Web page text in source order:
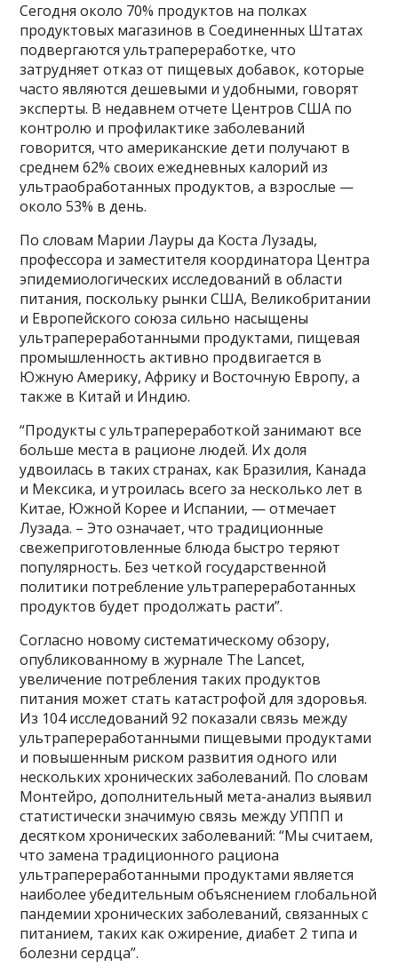
Сегодня около 70% продуктов на полках
продуктовых магазинов в Соединенных Штатах
подвергаются ультрапереработке, что
затрудняет отказ от пищевых добавок, которые
часто являются дешевыми и удобными, говорят
эксперты. В недавнем отчете Центров США по
контролю и профилактике заболеваний
говорится, что американские дети получают в
среднем 62% своих ежедневных калорий из
ультраобработанных продуктов, а взрослые —
около 53% в день.
По словам Марии Лауры да Коста Лузады,
профессора и заместителя координатора Центра
эпидемиологических исследований в области
питания, поскольку рынки США, Великобритании
и Европейского союза сильно насыщены
ультрапереработанными продуктами, пищевая
промышленность активно продвигается в
Южную Америку, Африку и Восточную Европу, а
также в Китай и Индию.
“Продукты с ультрапереработкой занимают все
больше места в рационе людей. Их доля
удвоилась в таких странах, как Бразилия, Канада
и Мексика, и утроилась всего за несколько лет в
Китае, Южной Корее и Испании, — отмечает
Лузада. – Это означает, что традиционные
свежеприготовленные блюда быстро теряют
популярность. Без четкой государственной
политики потребление ультрапереработанных
продуктов будет продолжать расти”.
Согласно новому систематическому обзору,
опубликованному в журнале The Lancet,
увеличение потребления таких продуктов
питания может стать катастрофой для здоровья.
Из 104 исследований 92 показали связь между
ультрапереработанными пищевыми продуктами
и повышенным риском развития одного или
нескольких хронических заболеваний. По словам
Монтейро, дополнительный мета-анализ выявил
статистически значимую связь между УППП и
десятком хронических заболеваний: “Мы считаем,
что замена традиционного рациона
ультрапереработанными продуктами является
наиболее убедительным объяснением глобальной
пандемии хронических заболеваний, связанных с
питанием, таких как ожирение, диабет 2 типа и
болезни сердца”.